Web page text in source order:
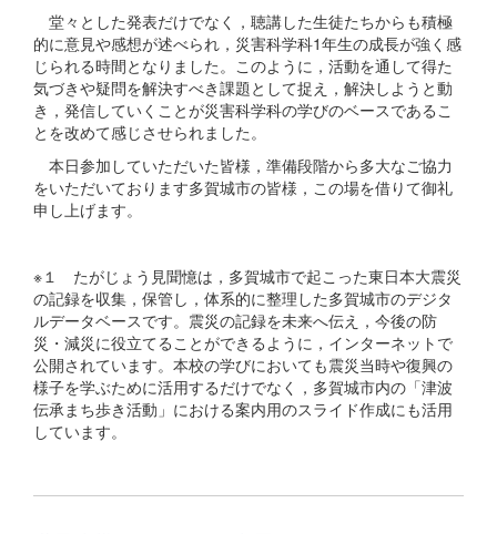
堂々とした発表だけでなく，聴講した生徒たちからも積極
的に意見や感想が述べられ，災害科学科1年生の成長が強く感
じられる時間となりました。このように，活動を通して得た
気づきや疑問を解決すべき課題として捉え，解決しようと動
き，発信していくことが災害科学科の学びのベースであるこ
とを改めて感じさせられました。
本日参加していただいた皆様，準備段階から多大なご協力
をいただいております多賀城市の皆様，この場を借りて御礼
申し上げます。
※１ たがじょう見聞憶は，多賀城市で起こった東日本大震災
の記録を収集，保管し，体系的に整理した多賀城市のデジタ
ルデータベースです。震災の記録を未来へ伝え，今後の防
災・減災に役立てることができるように，インターネットで
公開されています。本校の学びにおいても震災当時や復興の
様子を学ぶために活用するだけでなく，多賀城市内の「津波
伝承まち歩き活動」における案内用のスライド作成にも活用
しています。